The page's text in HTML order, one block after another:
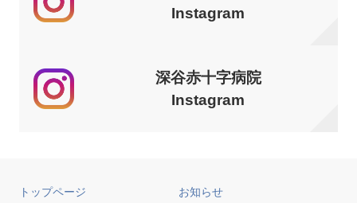
Instagram
深谷赤十字病院
Instagram
トップページ お知らせ